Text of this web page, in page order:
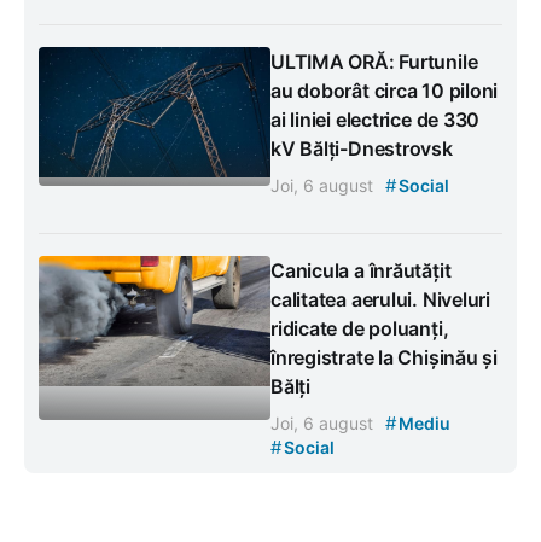
ULTIMA ORĂ: Furtunile
au doborât circa 10 piloni
ai liniei electrice de 330
kV Bălți-Dnestrovsk
Joi, 6 august #Social
Canicula a înrăutățit
calitatea aerului. Niveluri
ridicate de poluanți,
înregistrate la Chișinău și
Bălți
Joi, 6 august #Mediu
#Social